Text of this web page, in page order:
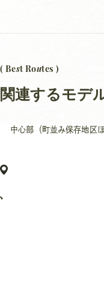
( Best Routes )
関連するモデ
中心部（町並み保存地区ほ